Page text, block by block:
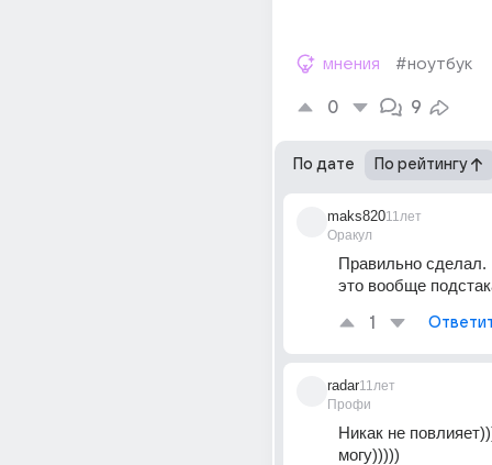
мнения #ноутбук
0 9
По дате По рейтингу
maks820
Оракул
11лет
Правильно сделал.
это вообще
1
radar
Профи
11лет
Никак не
могу)))))